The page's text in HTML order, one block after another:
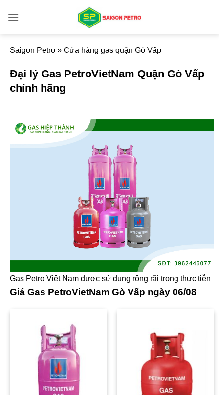
qua
Saigon Petro » Cửa hàng gas quận Gò Vấp
Đại lý Gas PetroVietNam Quận Gò Vấp
chính hãng
Gas Petro Việt Nam được sử dụng rộng rãi trong thực tiễn
Giá Gas PetroVietNam Gò Vấp ngày 06/08